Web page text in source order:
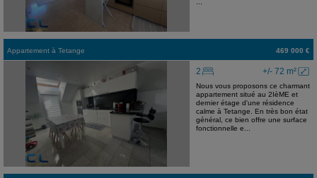
Appartement à Tetange 469 000 €
+/- 72 m²
2
Nous vous proposons ce charmant
appartement situé au 2IèME et
dernier étage d'une résidence
calme à Tetange. En très bon état
général, ce bien offre une surface
fonctionnelle e...